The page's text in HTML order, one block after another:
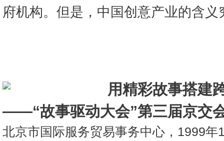
府机构。但是，中国创意产业的含义
用精彩故事搭建
——“故事驱动大会”第三届京交
北京市国际服务贸易事务中心，1999年